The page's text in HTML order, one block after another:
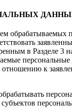
обрабатываемых
в Разделе 3
к